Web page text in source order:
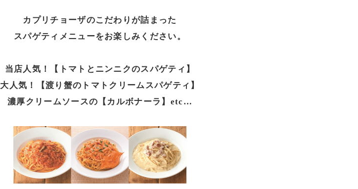
カプリチョーザのこだわりが詰まった
スパゲティメニューをお楽しみください。
当店人気！【トマトとニンニクのスパゲティ】
大人気！【渡り蟹のトマトクリームスパゲティ】
濃厚クリームソースの【カルボナーラ】etc…